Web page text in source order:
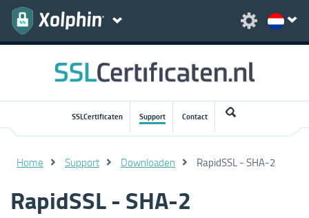
SSLCertificaten Support Contact
Home Support Downloaden RapidSSL - SHA-2
RapidSSL - SHA-2